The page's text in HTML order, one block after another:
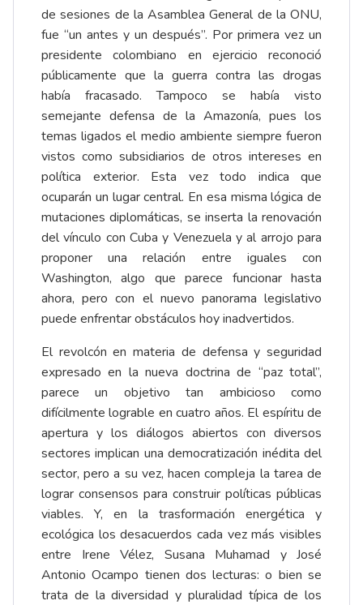
de sesiones de la Asamblea General de la ONU,
fue “un antes y un después”. Por primera vez un
presidente colombiano en ejercicio reconoció
públicamente que la guerra contra las drogas
había fracasado. Tampoco se había visto
semejante defensa de la Amazonía, pues los
temas ligados el medio ambiente siempre fueron
vistos como subsidiarios de otros intereses en
política exterior. Esta vez todo indica que
ocuparán un lugar central. En esa misma lógica de
mutaciones diplomáticas, se inserta la renovación
del vínculo con Cuba y Venezuela y al arrojo para
proponer una relación entre iguales con
Washington, algo que parece funcionar hasta
ahora, pero con el nuevo panorama legislativo
puede enfrentar obstáculos hoy inadvertidos.
El revolcón en materia de defensa y seguridad
expresado en la nueva doctrina de “paz total”,
parece un objetivo tan ambicioso como
difícilmente lograble en cuatro años. El espíritu de
apertura y los diálogos abiertos con diversos
sectores implican una democratización inédita del
sector, pero a su vez, hacen compleja la tarea de
lograr consensos para construir políticas públicas
viables. Y, en la trasformación energética y
ecológica los desacuerdos cada vez más visibles
entre Irene Vélez, Susana Muhamad y José
Antonio Ocampo tienen dos lecturas: o bien se
trata de la diversidad y pluralidad típica de los